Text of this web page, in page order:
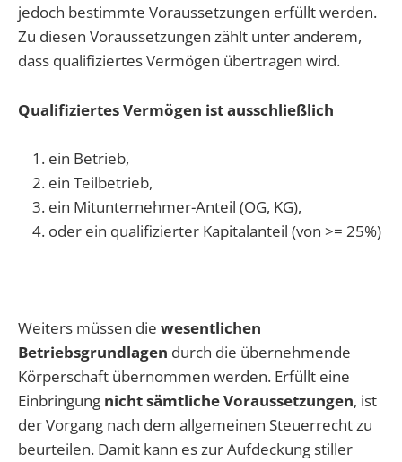
jedoch bestimmte Voraussetzungen erfüllt werden.
Zu diesen Voraussetzungen zählt unter anderem,
dass qualifiziertes Vermögen übertragen wird.
Qualifiziertes Vermögen ist ausschließlich
ein Betrieb,
ein Teilbetrieb,
ein Mitunternehmer-Anteil (OG, KG),
oder ein qualifizierter Kapitalanteil (von >= 25%)
Weiters müssen die wesentlichen
Betriebsgrundlagen durch die übernehmende
Körperschaft übernommen werden. Erfüllt eine
Einbringung nicht sämtliche Voraussetzungen, ist
der Vorgang nach dem allgemeinen Steuerrecht zu
beurteilen. Damit kann es zur Aufdeckung stiller